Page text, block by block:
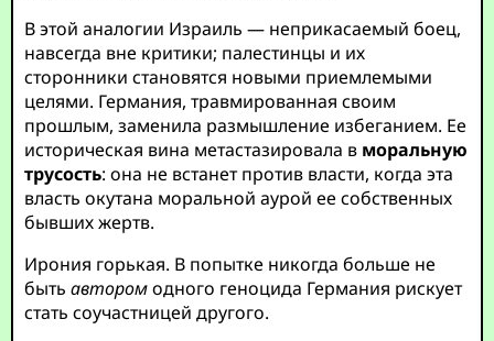
В этой аналогии Израиль — неприкасаемый боец,
навсегда вне критики; палестинцы и их
сторонники становятся новыми приемлемыми
целями. Германия, травмированная своим
прошлым, заменила размышление избеганием. Ее
историческая вина метастазировала в моральную
трусость: она не встанет против власти, когда эта
власть окутана моральной аурой ее собственных
бывших жертв.
Ирония горькая. В попытке никогда больше не
бытьавторомодного геноцида Германия рискует
стать соучастницей другого.